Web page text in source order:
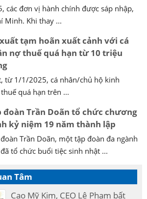
các đơn vị hành chính được sáp nhập,
Minh. Khi thay ...
tạm hoãn xuất cảnh với cá
nợ thuế quá hạn từ 10 triệu
từ 1/1/2025, cá nhân/chủ hộ kinh
quá hạn trên ...
đoàn Trần Doãn tổ chức chương
kỷ niệm 19 năm thành lập
Trần Doãn, một tập đoàn đa ngành
tổ chức buổi tiệc sinh nhật ...
Tâm
Cao Mỹ Kim, CEO Lê Phạm bất